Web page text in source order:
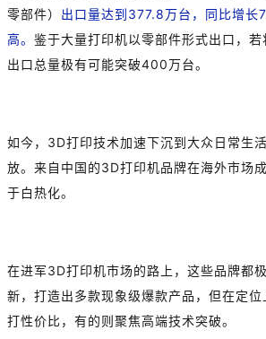
零部件） 出口量达到377.8万台，同比增长
高。 鉴于大量打印机以零部件形式出口，
出口总量极有可能突破400万台。
如今，3D打印技术加速下沉到大众日常生
放。来自中国的3D打印机品牌在海外市场
于白热化。
在进军3D打印机市场的路上，这些品牌都
新，打造出多款现象级爆款产品，但在定
打性价比，有的则聚焦高端技术突破。